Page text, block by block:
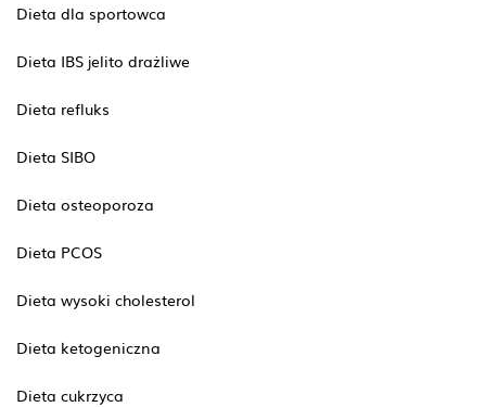
Dieta dla sportowca
Dieta IBS jelito drażliwe
Dieta refluks
Dieta SIBO
Dieta osteoporoza
Dieta PCOS
Dieta wysoki cholesterol
Dieta ketogeniczna
Dieta cukrzyca